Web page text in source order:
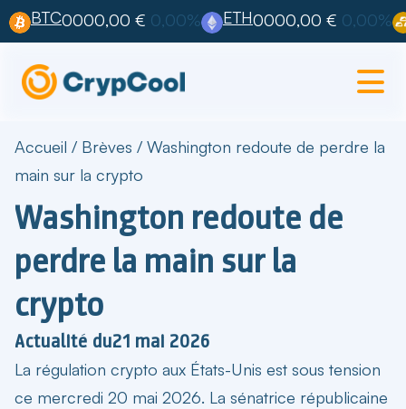
BTC0000,00 € 0,00% ETH0000,00 € 0,00%
Accueil / Brèves / Washington redoute de perdre la
main sur la crypto
Washington redoute de
perdre la main sur la
crypto
Actualité du21 mai 2026
La régulation crypto aux États-Unis est sous tension
ce mercredi 20 mai 2026. La sénatrice républicaine